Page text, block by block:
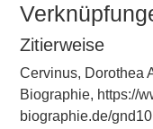
Zitierweise
Cervinus, Dorothea
Biographie, https://
biographie.de/